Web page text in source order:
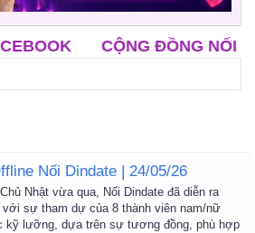
CỘNG ĐỒNG NỐI ZALO
Nối Dindate | 24/05/26
Nhật vừa qua, Nối Dindate đã diễn ra
với sự tham dự của 8 thành viên nam/nữ
kỹ lưỡng, dựa trên sự tương đồng, phù hợp